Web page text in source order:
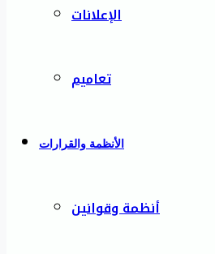
الإعلانات
تعاميم
الأنظمة والقرارات
أنظمة وقوانين